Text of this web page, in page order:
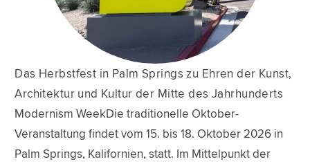
Das Herbstfest in Palm Springs zu Ehren der Kunst,
Architektur und Kultur der Mitte des Jahrhunderts
Modernism WeekDie traditionelle Oktober-
Veranstaltung findet vom 15. bis 18. Oktober 2026 in
Palm Springs, Kalifornien, statt. Im Mittelpunkt der